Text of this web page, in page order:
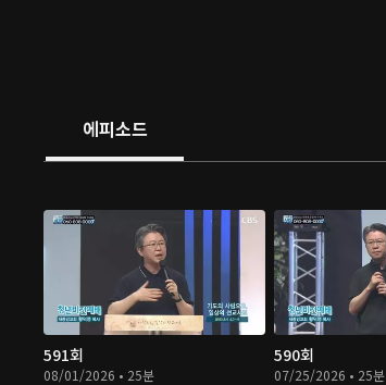
에피소드
591회
08/01/2026 • 25분
590회
07/25/2026 • 25분